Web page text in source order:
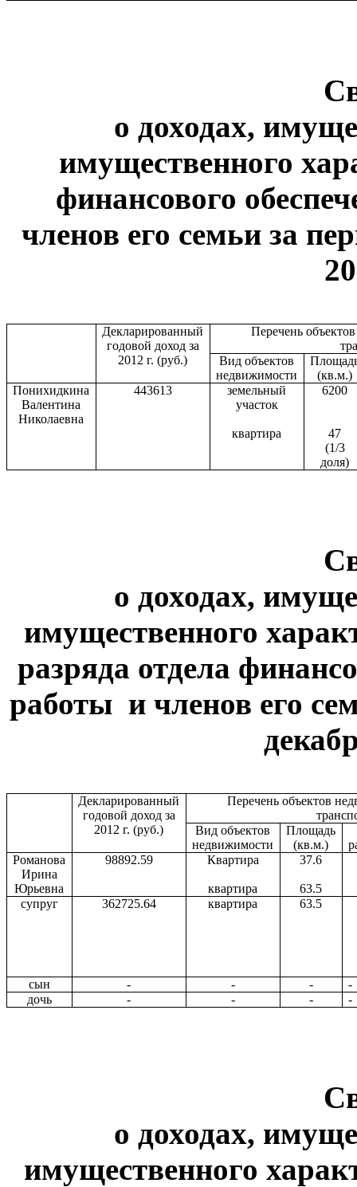
о доходах,
имущественного
финансового
членов его семьи за
Декларированный
годовой доход за
2012 г. (руб.)
Перечень
Вид объектов
недвижимости
(кв.м.)
Понихидкина
Валентина
Николаевна
443613
земельный
участок
квартира
6200
47
(1/3
доля)
о доходах,
имущественного
разряда отдела
работы и членов его
Декларированный
годовой доход за
2012 г. (руб.)
Перечень объектов
Вид объектов
недвижимости
Площадь
(кв.м.)
Романова
Ирина
Юрьевна
98892.59 Квартира
квартира
37.6
63.5
супруг
362725.64 квартира 63.5
сын - - -
-
дочь
- - - -
о доходах,
имущественного